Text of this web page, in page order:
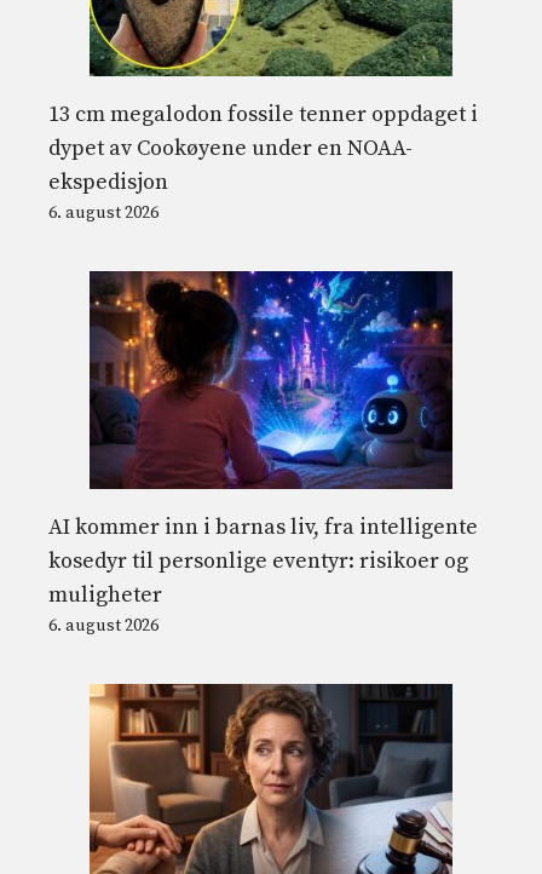
13 cm megalodon fossile tenner oppdaget i
dypet av Cookøyene under en NOAA-
ekspedisjon
6. august 2026
AI kommer inn i barnas liv, fra intelligente
kosedyr til personlige eventyr: risikoer og
muligheter
6. august 2026